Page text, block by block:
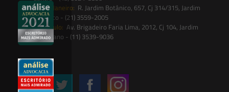
Rio de Janeiro: R. Jardim Botânico, 657, Cj 314/315, Jardim
Botânico - (21) 3559-2005
São Paulo: Av. Brigadeiro Faria Lima, 2012, Cj 104, Jardim
Paulistano - (11) 3539-9036
Siga-nos